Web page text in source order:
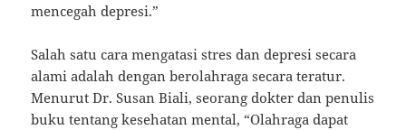
mencegah depresi.”
Salah satu cara mengatasi stres dan depresi secara
alami adalah dengan berolahraga secara teratur.
Menurut Dr. Susan Biali, seorang dokter dan penulis
buku tentang kesehatan mental, “Olahraga dapat